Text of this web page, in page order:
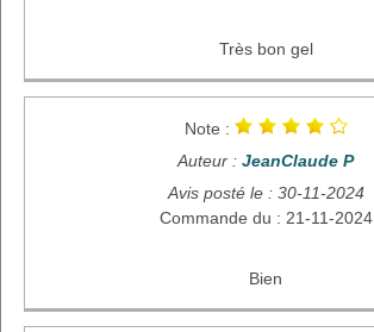
Très bon gel
Note :
Auteur : JeanClaude P
Avis posté le : 30-11-2024
Commande du : 21-11-2024
Bien